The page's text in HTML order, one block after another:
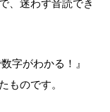
、迷わず音読でき
字がわかる！』
ものです。